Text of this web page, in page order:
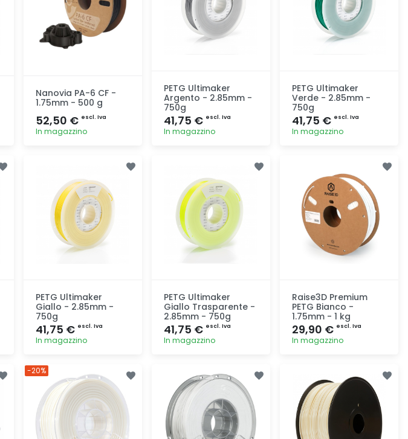
Nanovia PA-6 CF -
1.75mm - 500 g
52,50 € escl. Iva
In magazzino
PETG Ultimaker
Argento - 2.85mm -
750g
41,75 € escl. Iva
In magazzino
PETG Ultimaker
Verde - 2.85mm -
750g
41,75 € escl. Iva
In magazzino
PETG Ultimaker
Giallo - 2.85mm -
750g
41,75 € escl. Iva
In magazzino
PETG Ultimaker
Giallo Trasparente -
2.85mm - 750g
41,75 € escl. Iva
In magazzino
Raise3D Premium
PETG Bianco -
1.75mm - 1 kg
29,90 € escl. Iva
In magazzino
-20%